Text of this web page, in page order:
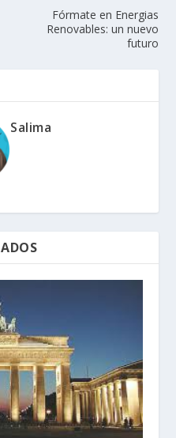
Fórmate en Energias
Renovables: un nuevo
futuro
Salima